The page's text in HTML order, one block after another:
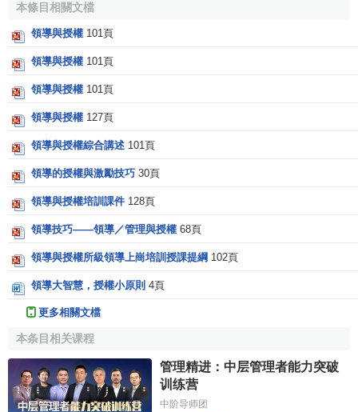
綜合情況，我們可將領導授權分為充分授權、
制約授權和彈性授權等形式。
充分授權也叫一般授權
時，允許下屬自己進行
柔性授權，即上級領導者僅對工作安排給出一個大綱
作。
模糊授權，即授權者只講明工作所要完成的任務和達
惰性授權，即上級領導者將自己不願意處理的紛亂繁
瑣的事務交給下屬處理，其中也可能包括領導者本身
不充分授權，也稱為特定授權或 剛性授權，是指上級行
政主體對於下屬的工作範圍、內容、應達成的目標和完成工
作的具體途徑等都有詳細規定，下級行政主體必須嚴格執行
本條目相關文檔
領導與授權 101頁
領導與授權 101頁
領導與授權 101頁
領導與授權 127頁
領導與授權綜合講述 101頁
領導的授權與激勵技巧 30頁
領導與授權培訓課件 128頁
領導技巧——領導／管理與授權 68頁
領導與授權所級領導上崗培訓授課提綱 102頁
領導大智慧，授權小原則 4頁
更多相關文檔
本条目相关课程
管理精进：中层管理者能力突破
训练营
中阶导师团